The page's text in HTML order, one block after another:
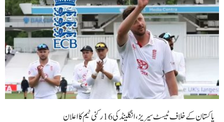
پاکستان کے خلاف ٹیسٹ سیریز، انگلینڈ کی 16 رکنی ٹیم کا اعلان